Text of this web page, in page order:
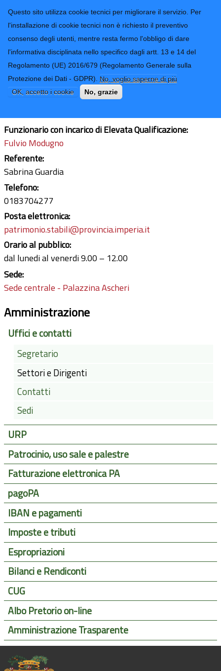
Questo sito utilizza cookie tecnici per migliorare il servizio. Per
l'installazione di cookie tecnici non è richiesto il preventivo
consenso degli utenti, mentre resta fermo l'obbligo di dare
l'informativa disciplinata nello specifico dagli artt. 13 e 14 del
Regolamento (UE) 2016/679 (Regolamento Generale sulla
Protezione dei Dati - GDPR). No, voglio saperne di più
OK, accetto i cookie
No, grazie
Provincia di
Imperia
CONTATTI-URP
TRASPARENZA
Form di ricerca
Ufficio Pianificazione Tecnica
Finanziamenti Nazionali
Funzionario con incarico di Elevata Qualificazione:
Fulvio Modugno
Referente:
Sabrina Guardia
Telefono:
0183704277
Posta elettronica:
patrimonio.stabili@provincia.imperia.it
Orario al pubblico:
dal lunedi al venerdi 9.00 – 12.00
Sede:
Sede centrale - Palazzina Ascheri
Amministrazione
Uffici e contatti
Segretario
Settori e Dirigenti
Contatti
Sedi
URP
Patrocinio, uso sale e palestre
Fatturazione elettronica PA
pagoPA
IBAN e pagamenti
Imposte e tributi
Espropriazioni
Bilanci e Rendiconti
CUG
Albo Pretorio on-line
Amministrazione Trasparente